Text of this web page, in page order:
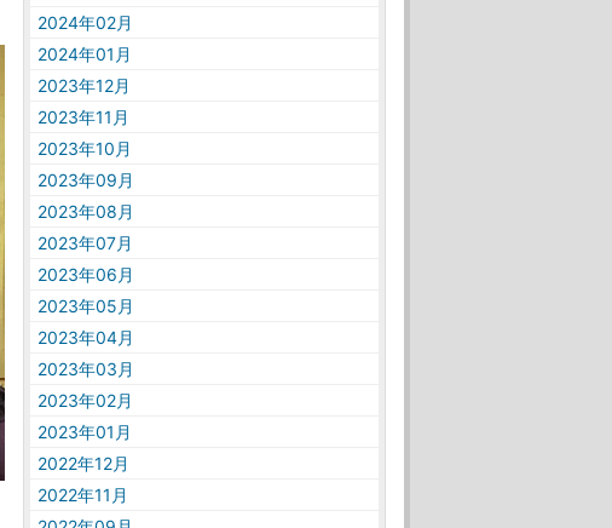
2024年02月
2024年01月
2023年12月
2023年11月
2023年10月
2023年09月
2023年08月
2023年07月
2023年06月
2023年05月
2023年04月
2023年03月
2023年02月
2023年01月
2022年12月
2022年11月